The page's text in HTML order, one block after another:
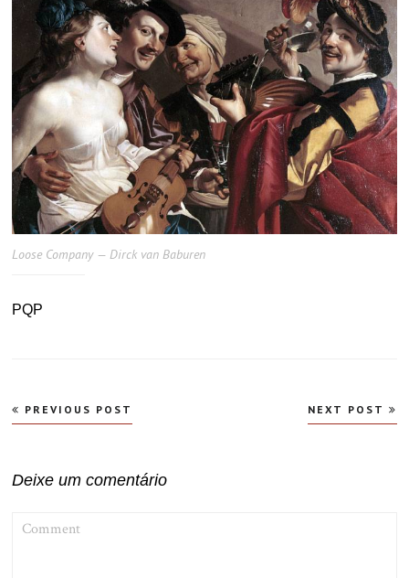
Loose Company — Dirck van Baburen
PQP
Navegação
de
PREVIOUS POST NEXT POST
Deixe um comentário